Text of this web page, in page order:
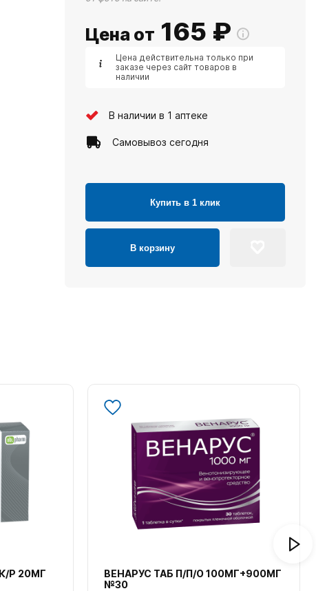
Цена от 165 ₽
Цена действительна только при
заказе через сайт товаров в
наличии
В наличии в 1 аптеке
Самовывоз сегодня
Купить в 1 клик
В корзину
Р 20МГ
ВЕНАРУС ТАБ П/П/О 100МГ+900МГ
№30